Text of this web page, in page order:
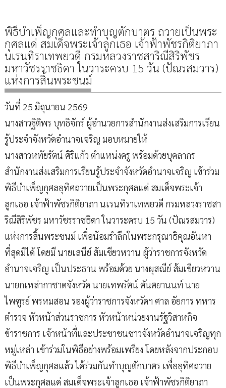
พิธีบำเพ็ญกุศลและทำบุญตักบาตร ถวายเป็นพระ
กุศลแด่ สมเด็จพระเจ้าลูกเธอ เจ้าฟ้าพัชรกิติยาภา
นเรนทิราเทพยวดี กรมหลวงราชสาริณีสิริพัชร
มหาวัชรราชธิดา ในวาระครบ 15 วัน (ปัณรสมวาร)
แห่งการสิ้นพระชนม์
วันที่ 25 มิถุนายน 2569
นางสาวฐิติพร บุทธิจักร์ ผู้อำนวยการสำนักงานส่งเสริมการเรียน
รู้ประจำจังหวัดอำนาจเจริญ มอบหมายให้
นางสาวหทัยรัตน์ ศิริแก้ว ตำแหน่งครู พร้อมด้วยบุคลากร
สำนักงานส่งเสริมการเรียนรู้ประจำจังหวัดอำนาจเจริญ เข้าร่วม
พิธีบำเพ็ญกุศลอุทิศถวายเป็นพระกุศลแด่ สมเด็จพระเจ้า
ลูกเธอ เจ้าฟ้าพัชรกิติยาภา นเรนทิราเทพยวดี กรมหลวงราชสา
ริณีสิริพัชร มหาวัชรราชธิดา ในวาระครบ 15 วัน (ปัณรสมวาร)
แห่งการสิ้นพระชนม์ เพื่อน้อมรำลึกในพระกรุณาธิคุณอันหา
ที่สุดมิได้ โดยมี นายเสนีย์ ส้มเขียวหวาน ผู้ว่าราชการจังหวัด
อำนาจเจริญ เป็นประธาน พร้อมด้วย นางผุสณีย์ ส้มเขียวหวาน
นายกเหล่ากาชาดจังหวัด นายเทพรัตน์ ตันตยานนท์ นาย
ไพฑูรย์ พรหมสอน รองผู้ว่าราชการจังหวัดฯ ศาล อัยการ ทหาร
ตำรวจ หัวหน้าส่วนราชการ หัวหน้าหน่วยงานรัฐวิสาหกิจ
ข้าราชการ เจ้าหน้าที่และประชาชนชาวจังหวัดอำนาจเจริญทุก
หมู่เหล่า เข้าร่วมในพิธีอย่างพร้อมเพรียง โดยหลังจากประกอบ
พิธีบำเพ็ญกุศลแล้ว ได้ร่วมกันทำบุญตักบาตร เพื่ออุทิศถวาย
เป็นพระกุศลแด่ สมเด็จพระเจ้าลูกเธอ เจ้าฟ้าพัชรกิติยาภา